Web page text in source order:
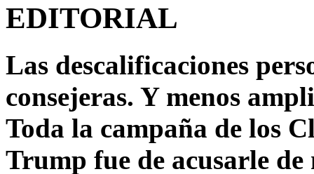
EDITORIAL
Las descalificaciones
consejeras. Y menos
Toda la campaña de los
Trump fue de acusarle